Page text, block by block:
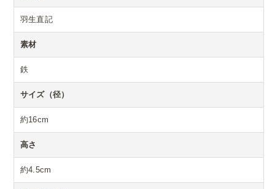
羽生直記
素材
鉄
サイズ（径）
約16cm
高さ
約4.5cm